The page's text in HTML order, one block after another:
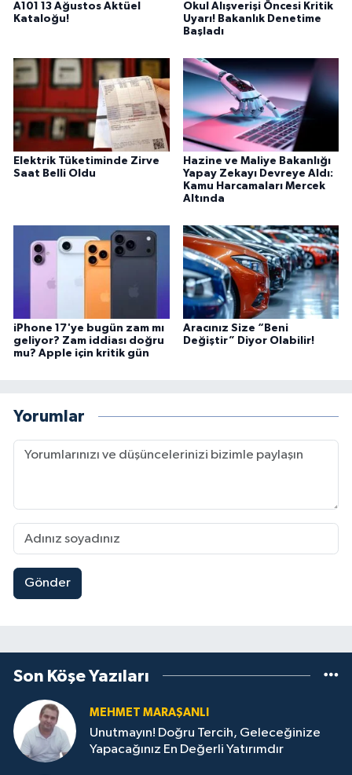
A101 13 Ağustos Aktüel
Kataloğu!
Okul Alışverişi Öncesi Kritik
Uyarı! Bakanlık Denetime
Başladı
Elektrik Tüketiminde Zirve
Saat Belli Oldu
Hazine ve Maliye Bakanlığı
Yapay Zekayı Devreye Aldı:
Kamu Harcamaları Mercek
Altında
iPhone 17'ye bugün zam mı
geliyor? Zam iddiası doğru
mu? Apple için kritik gün
Aracınız Size “Beni
Değiştir” Diyor Olabilir!
Yorumlar
Gönder
Son Köşe Yazıları
MEHMET MARAŞANLI
Unutmayın! Doğru Tercih, Geleceğinize
Yapacağınız En Değerli Yatırımdır